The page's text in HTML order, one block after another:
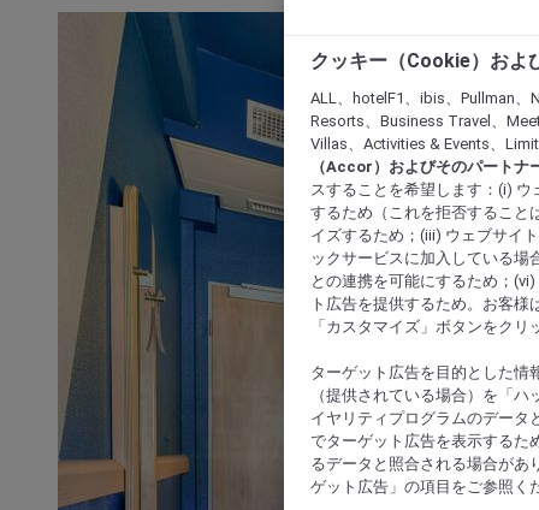
クッキー（Cookie）およ
ALL、hotelF1、ibis、Pullman
Resorts、Business Travel、
Villas、Activities & Events、
（Accor）およびそのパートナ
スすることを希望します：(i)
するため（これを拒否すること
イズするため；(iii) ウェブサイ
ックサービスに加入している場
との連携を可能にするため；
ト広告を提供するため。お客
「カスタマイズ」ボタンをク
ターゲット広告を目的とした情
（提供されている場合）を「
イヤリティプログラムのデータ
でターゲット広告を表示するた
るデータと照合される場合があ
ゲット広告」の項目をご参照く